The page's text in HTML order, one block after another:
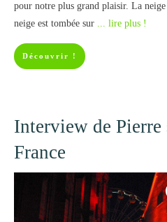
pour notre plus grand plaisir. La
neige est tombée sur ... lire plus !
Découvrir !
Interview de Pierre
France